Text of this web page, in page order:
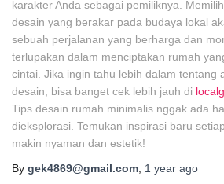
karakter Anda sebagai pemiliknya.
desain yang berakar pada budaya lokal
sebuah perjalanan yang berharga dan
terlupakan dalam menciptakan rumah
cintai. Jika ingin tahu lebih dalam tentang
desain, bisa banget cek lebih jauh di
Tips desain rumah minimalis nggak ada
dieksplorasi. Temukan inspirasi baru
makin nyaman dan estetik!
By gek4869@gmail.com 1 year ago